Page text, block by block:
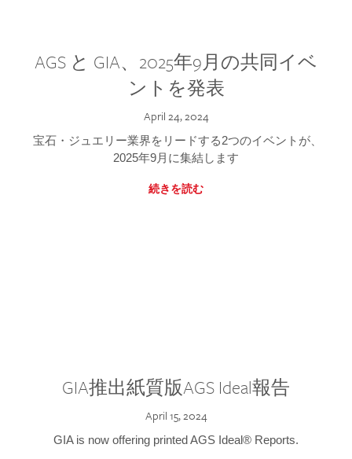
AGS と GIA、2025年9月の共同イベ
ントを発表
April 24, 2024
宝石・ジュエリー業界をリードする2つのイベントが、
2025年9月に集結します
続きを読む
GIA推出紙質版AGS Ideal報告
April 15, 2024
GIA is now offering printed AGS Ideal® Reports.